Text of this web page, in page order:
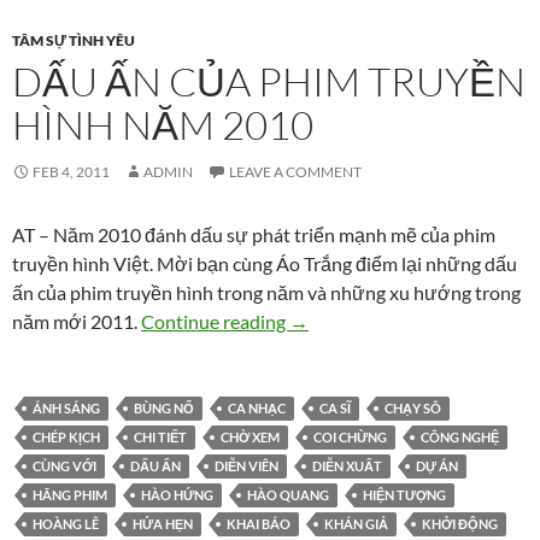
TÂM SỰ TÌNH YÊU
DẤU ẤN CỦA PHIM TRUYỀN
HÌNH NĂM 2010
FEB 4, 2011 ADMIN LEAVE A COMMENT
AT – Năm 2010 đánh dấu sự phát triển mạnh mẽ của phim
truyền hình Việt. Mời bạn cùng Áo Trắng điểm lại những dấu
ấn của phim truyền hình trong năm và những xu hướng trong
năm mới 2011.Continue reading Dấu ấn của phim truyền hình
→
ÁNH SÁNG BÙNG NỔ CA NHẠC CA SĨ
CHẠY SÔ
CHÉP KỊCH
CHI TIẾT CHỜ XEM COI CHỪNG
CÔNG NGHỆ
CÙNG VỚI
DẤU ẤN DIỄN VIÊN DIỄN XUẤT
DỰ ÁN
HÃNG PHIM
HÀO HỨNG HÀO QUANG
HIỆN TƯỢNG
HOÀNG LÊ
HỨA HẸN KHAI BÁO KHÁN GIẢ
KHỞI ĐỘNG